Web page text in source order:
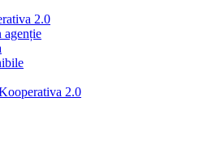
2.0
agenție
2.0